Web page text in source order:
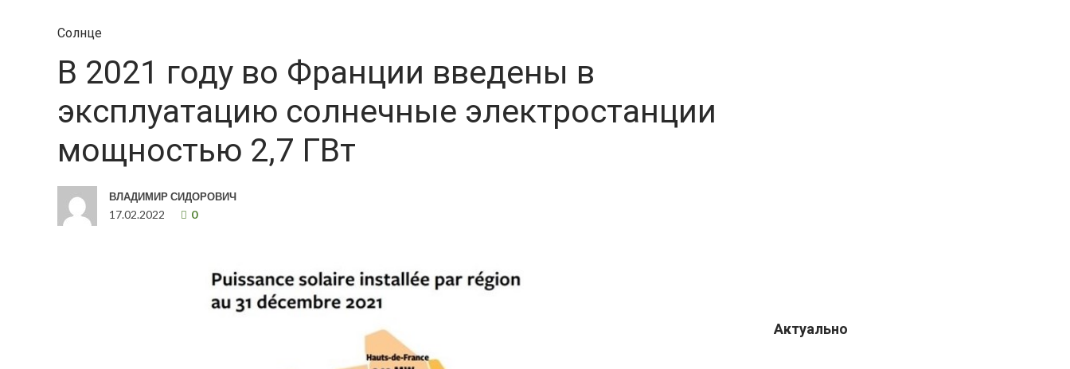
Солнце
В 2021 году во Франции введены в
эксплуатацию солнечные электростанции
мощностью 2,7 ГВт
ВЛАДИМИР СИДОРОВИЧ
17.02.2022 0
Актуально